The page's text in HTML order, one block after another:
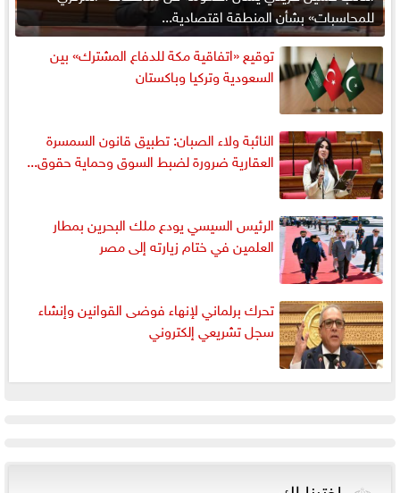
للمحاسبات» بشأن المنطقة اقتصادية...
توقيع «اتفاقية مكة للدفاع المشترك» بين
السعودية وتركيا وباكستان
النائبة ولاء الصبان: تطبيق قانون السمسرة
العقارية ضرورة لضبط السوق وحماية حقوق...
الرئيس السيسي يودع ملك البحرين بمطار
العلمين في ختام زيارته إلى مصر
تحرك برلماني لإنهاء فوضى القوانين وإنشاء
سجل تشريعي إلكتروني